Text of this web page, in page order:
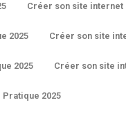
Créer son site internet
2025 Créer son site
2025 Créer son site
2025